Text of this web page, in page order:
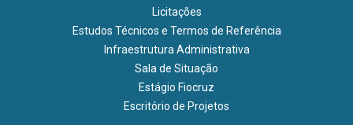
Licitações
Estudos Técnicos e Termos de Referência
Infraestrutura Administrativa
Sala de Situação
Estágio Fiocruz
Escritório de Projetos